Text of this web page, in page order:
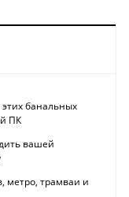
банальных
ПК
вашей
метро, трамваи и